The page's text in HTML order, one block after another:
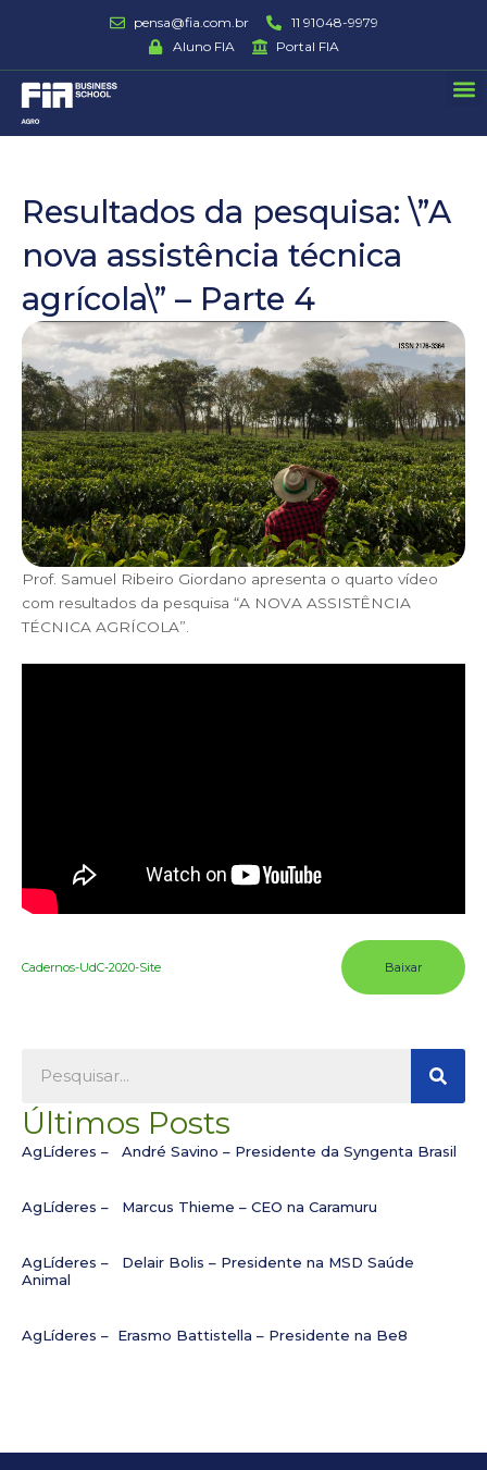
conteúdo
pensa@fia.com.br
11 91048-9979
Aluno FIA
Portal FIA
Resultados da pesquisa: \”A
nova assistência técnica
agrícola\” – Parte 4
Prof. Samuel Ribeiro Giordano apresenta o quarto vídeo
com resultados da pesquisa “A NOVA ASSISTÊNCIA
TÉCNICA AGRÍCOLA”.
Cadernos-UdC-2020-Site Baixar
Últimos Posts
AgLíderes – André Savino – Presidente da Syngenta Brasil
AgLíderes – Marcus Thieme – CEO na Caramuru
AgLíderes – Delair Bolis – Presidente na MSD Saúde
Animal
AgLíderes – Erasmo Battistella – Presidente na Be8